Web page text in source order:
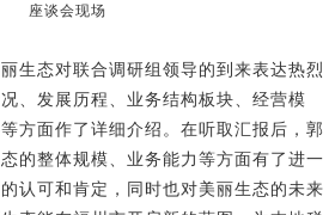
座谈会现场
生态对联合调研组领导的到来表达热烈
、发展历程、业务结构板块、经营模
方面作了详细介绍。在听取汇报 后，郭
的整体规模、业务能力等方面有了进一
认可和肯定，同时也对美丽生态的未来